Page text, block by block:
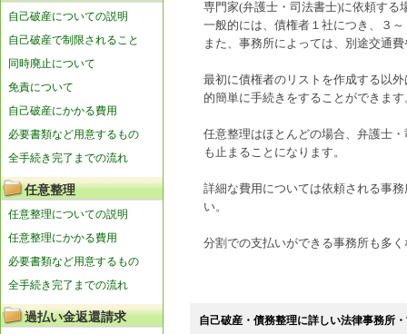
自己破産についての説明
自己破産で制限されること
同時廃止について
免責について
自己破産にかかる費用
必要書類など用意するもの
全手続き完了までの流れ
任意整理
任意整理についての説明
任意整理にかかる費用
必要書類など用意するもの
全手続き完了までの流れ
過払い金返還請求
専門家(弁護士・司法書士)に依頼する
一般的には、債権者１社につき、３
また、事務所によっては、別途交通
最初に債権者のリストを作成する以
的簡単に手続きをすることができます
任意整理はほとんどの場合、弁護士
も止まることになります。
詳細な費用については依頼される事
い。
分割での支払いができる事務所も多
自己破産・債務整理に詳しい法律事務所